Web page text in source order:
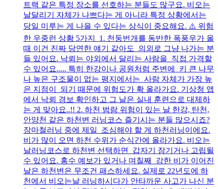
트랙 같은 특정 장소를 선호하는 분들도 많구요. 비오는
날달리기 자체가 나쁘다는 게 아니라 특정 상황에서는
당일 미루는 게 나을 수 있다는 상식이 중요해요. ⚠️ 위험
한 우중런 상황 5가지 1. 천둥번개를 동반한 폭풍우가 올
때 이건 진짜 당연한 얘기 같아도 의외로 그냥 나가는 분
들 있어요. 낙뢰는 야외에서 달리는 사람을 직접 가격할
수 있어요..... 특히 한강이나 공원처럼 주변에 키 큰 나무
나 높은 구조물이 없는 평지에서는 사람 자체가 가장 높
은 지점이 되기 때문에 위험도가 확 올라가요. 기상청 앱
에서 낙뢰 경보 확인하고 그 날은 실내 훈련으로 대체하
는 게 맞아요..!! 2. 하천 범람 위험이 있는 날 한강, 탄천,
안양천 같은 하천변 러닝코스 즐기시는 분들 많으시죠?
장마철러닝 중에 제일 조심해야 할 게 하천러닝이에요.
비가 많이 오면 하천 수위가 순식간에 올라가요. 비오는
날러닝코스로 하천변 선택하면 갑자기 잠기거나 고립될
수 있어요. 홍수 예보가 있거나 며칠째 강한 비가 이어진
날은 하천변은 무조건 패스하세요. 실제로 22년도에 하
천에서 비오는날 러닝하시다가 안타까운 사고가 나신 분